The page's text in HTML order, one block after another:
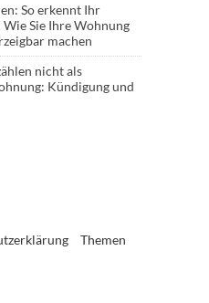
So erkennt Ihr
Wie Sie Ihre Wohnung
machen
nicht als
Kündigung und
Themen